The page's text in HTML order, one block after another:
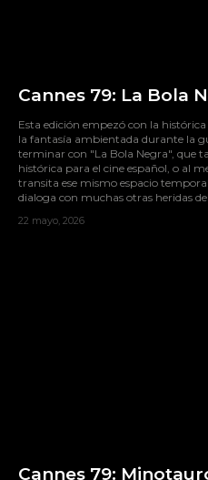
Cannes 79: La Bola
Esta edición empezó con la
la fantasía ambientada durante la
terminar con "La Bola Negra", que
histórica para el cine español, o al
transita ese mismo espacio
dialoga con muchas otras heridas
22 mayo, 2026
Cannes 79: